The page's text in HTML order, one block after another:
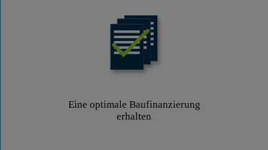
Eine optimale Baufinanzierung
erhalten